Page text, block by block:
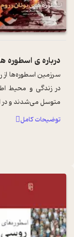
درباره ی اسطوره
سرزمین اسطوره‌ها از
در زندگی و محیط
متوسل می‌شدند و در
این اسا ... ...
توضیحات کامل